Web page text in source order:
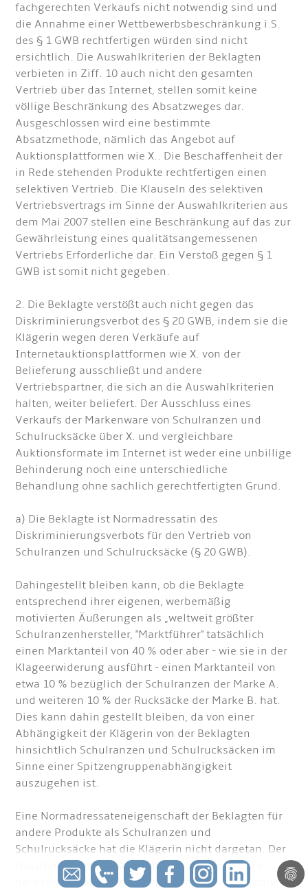
fachgerechten Verkaufs nicht notwendig sind und
die Annahme einer Wettbewerbsbeschränkung i.S.
des § 1 GWB rechtfertigen würden sind nicht
ersichtlich. Die Auswahlkriterien der Beklagten
verbieten in Ziff. 10 auch nicht den gesamten
Vertrieb über das Internet, stellen somit keine
völlige Beschränkung des Absatzweges dar.
Ausgeschlossen wird eine bestimmte
Absatzmethode, nämlich das Angebot auf
Auktionsplattformen wie X.. Die Beschaffenheit der
in Rede stehenden Produkte rechtfertigen einen
selektiven Vertrieb. Die Klauseln des selektiven
Vertriebsvertrags im Sinne der Auswahlkriterien aus
dem Mai 2007 stellen eine Beschränkung auf das zur
Gewährleistung eines qualitätsangemessenen
Vertriebs Erforderliche dar. Ein Verstoß gegen § 1
GWB ist somit nicht gegeben.
2. Die Beklagte verstößt auch nicht gegen das
Diskriminierungsverbot des § 20 GWB, indem sie die
Klägerin wegen deren Verkäufe auf
Internetauktionsplattformen wie X. von der
Belieferung ausschließt und andere
Vertriebspartner, die sich an die Auswahlkriterien
halten, weiter beliefert. Der Ausschluss eines
Verkaufs der Markenware von Schulranzen und
Schulrucksäcke über X. und vergleichbare
Auktionsformate im Internet ist weder eine unbillige
Behinderung noch eine unterschiedliche
Behandlung ohne sachlich gerechtfertigten Grund.
a) Die Beklagte ist Normadressatin des
Diskriminierungsverbots für den Vertrieb von
Schulranzen und Schulrucksäcke (§ 20 GWB).
Dahingestellt bleiben kann, ob die Beklagte
entsprechend ihrer eigenen, werbemäßig
motivierten Äußerungen als „weltweit größter
Schulranzenhersteller, "Marktführer" tatsächlich
einen Marktanteil von 40 % oder aber - wie sie in der
Klageerwiderung ausführt - einen Marktanteil von
etwa 10 % bezüglich der Schulranzen der Marke A.
und weiteren 10 % der Rucksäcke der Marke B. hat.
Dies kann dahin gestellt bleiben, da von einer
Abhängigkeit der Klägerin von der Beklagten
hinsichtlich Schulranzen und Schulrucksäcken im
Sinne einer Spitzengruppenabhängigkeit
auszugehen ist.
Eine Normadressateneigenschaft der Beklagten für
andere Produkte als Schulranzen und
Schulrucksäcke hat die Klägerin nicht dargetan. Der
Hauptantrag ist schon deshalb abzuweisen. Die
nachstehenden Ausführungen beziehen sich daher